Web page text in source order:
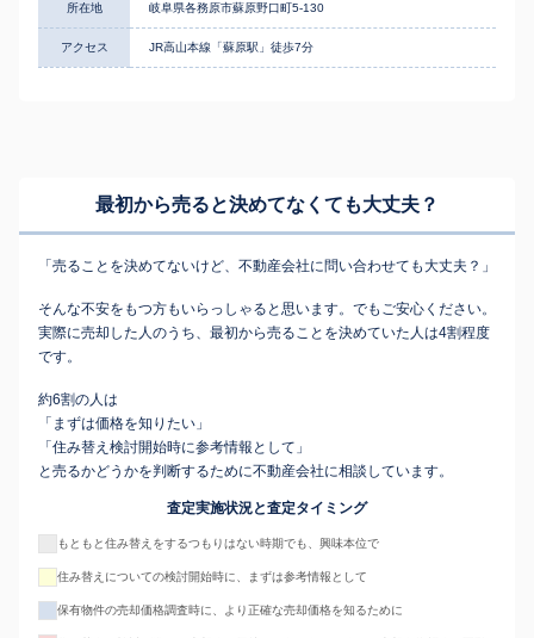
所在地 岐阜県各務原市蘇原野口町5-130
アクセス JR高山本線「蘇原駅」徒歩7分
最初から売ると決めてなくても大丈夫？
「売ることを決めてないけど、不動産会社に問い合わせても大丈夫？」
そんな不安をもつ方もいらっしゃると思います。でもご安心ください。
実際に売却した人のうち、最初から売ることを決めていた人は4割程度
です。
約6割の人は
「まずは価格を知りたい」
「住み替え検討開始時に参考情報として」
と売るかどうかを判断するために不動産会社に相談しています。
査定実施状況と査定タイミング
もともと住み替えをするつもりはない時期でも、興味本位で
住み替えについての検討開始時に、まずは参考情報として
保有物件の売却価格調査時に、より正確な売却価格を知るために